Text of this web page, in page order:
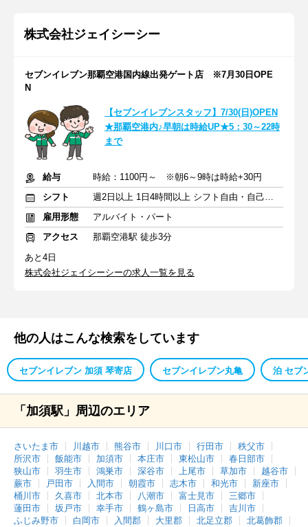
株式会社ジェイシーシー
セブンイレブン那覇空港国内線出発ゲート店 ※7月30日OPE
N
【セブンイレブンスタッフ】7/30(日)OPEN
★那覇空港内♪早朝は時給UP★5：30～22時
まで
給与
時給：1100円～ ※朝6～9時は時給+30円
シフト
週2日以上 1日4時間以上 シフト自由・自己申告
雇用形態
アルバイト・パート
アクセス
那覇空港駅 徒歩3分
あと4日
株式会社ジェイシーシーの求人一覧を見る
他の人はこんな検索をしています
セブンイレブン 加須 琴寄店 セブンイレブン丸亀 泊 セブ
「加須駅」周辺のエリア
さいたま市 川越市 熊谷市 川口市 行田市
秩父市
所沢市
飯能市 加須市 本庄市 東松山市
春日部市
狭山市
羽生市 鴻巣市 深谷市 上尾市 草加市
越谷市
蕨市
戸田市 入間市 朝霞市 志木市 和光市
新座市
桶川市
久喜市 北本市 八潮市 富士見市
三郷市
蓮田市
坂戸市 幸手市 鶴ヶ島市 日高市
吉川市
ふじみ野市
白岡市 入間郡 大里郡 北足立郡 北葛飾郡